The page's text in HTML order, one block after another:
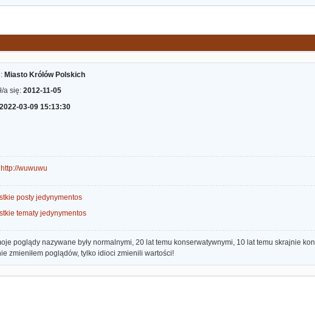
Miasto Królów Polskich
a się: 2012-11-05
2022-03-09 15:13:30
http://wuwuwu
posty jedynymentos
tematy jedynymentos
poglądy nazywane były normalnymi, 20 lat temu konserwatywnymi, 10 lat temu skrajnie
zmieniłem poglądów, tylko idioci zmienili wartości!